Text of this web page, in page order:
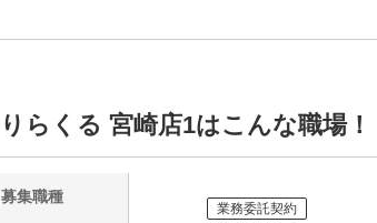
りらくる 宮崎店1はこんな職場！
募集職種
業務委託契約